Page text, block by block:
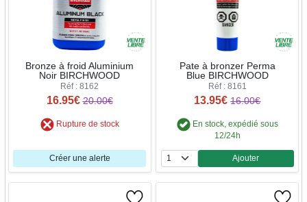
Bronze à froid Aluminium
Noir BIRCHWOOD
Réf : 8162
16.95€ 20.00€
Rupture de stock
Créer une alerte
Pate à bronzer Perma
Blue BIRCHWOOD
Réf : 8161
13.95€ 16.00€
En stock, expédié sous
12/24h
Quantité
Ajouter